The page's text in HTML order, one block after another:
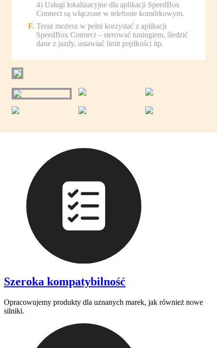
4) Usługi lokalizacyjne dla aplikacji SpeedBox
Connect są włączone w telefonie komórkowym.
Teraz możesz w pełni korzystać z aplikacji
SpeedBox Connect – sterować tuningiem, śledzić
dane z jazdy, ustawiać limit prędkości itp.
Szeroka kompatybilność
Opracowujemy produkty dla uznanych marek, jak również nowe
silniki.